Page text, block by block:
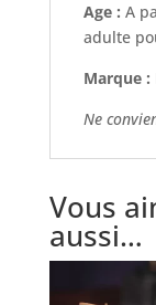
Age : A
adulte
Marque :
Ne
Vous
aussi…